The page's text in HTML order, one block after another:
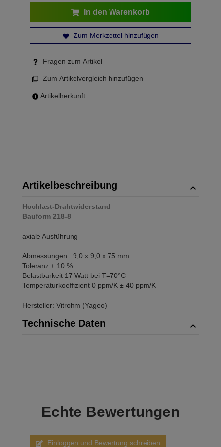
In den Warenkorb
Zum Merkzettel hinzufügen
Fragen zum Artikel
Zum Artikelvergleich hinzufügen
Artikelherkunft
Artikelbeschreibung
Hochlast-Drahtwiderstand
Bauform 218-8
axiale Ausführung
Abmessungen : 9,0 x 9,0 x 75 mm
Toleranz ± 10 %
Belastbarkeit 17 Watt bei T=70°C
Temperaturkoeffizient 0 ppm/K ± 40 ppm/K
Hersteller: Vitrohm (Yageo)
Technische Daten
Echte Bewertungen
Einloggen und Bewertung schreiben